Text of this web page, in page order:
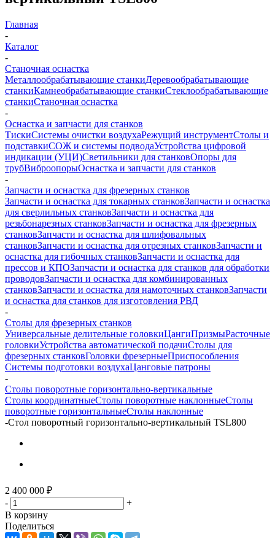
Главная
-
Каталог
-
Станочная оснастка
Металлообрабатывающие станкиДеревообрабатывающие
станкиКамнеобрабатывающие станкиСтеклообрабатывающие
станкиСтаночная оснастка
-
Оснастка и запчасти для станков
ТискиСистемы очистки воздухаРежущий инструментСтолы и
подставкиСОЖ и системы подводаУстройства цифровой
индикации (УЦИ)Светильники для станковОпоры для
трубВиброопорыОснастка и запчасти для станков
-
Запчасти и оснастка для фрезерных станков
Запчасти и оснастка для токарных станковЗапчасти и оснастка
для сверлильных станковЗапчасти и оснастка для
резьбонарезных станковЗапчасти и оснастка для фрезерных
станковЗапчасти и оснастка для шлифовальных
станковЗапчасти и оснастка для отрезных станковЗапчасти и
оснастка для гибочных станковЗапчасти и оснастка для
прессов и КПОЗапчасти и оснастка для станков для обработки
проводовЗапчасти и оснастка для комбинированных
станковЗапчасти и оснастка для намоточных станковЗапчасти
и оснастка для станков для изготовления РВД
-
Столы для фрезерных станков
Универсальные делительные головкиЦангиПризмыРасточные
головкиУстройства автоматической подачиСтолы для
фрезерных станковГоловки фрезерныеПриспособления
Системы подготовки воздухаЦанговые патроны
-
Столы поворотные горизонтально-вертикальные
Столы координатныеСтолы поворотные наклонныеСтолы
поворотные горизонтальныеСтолы наклонные
-Стол поворотный горизонтально-вертикальный TSL800
2 400 000 ₽
-
+
В корзину
Поделиться